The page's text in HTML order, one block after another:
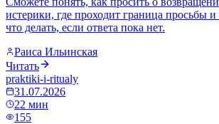
истерики, где проходит граница просьбы
что делать, если ответа пока нет.
Раиса Ильинская
Читать
praktiki-i-ritualy
31.07.2026
22 мин
155